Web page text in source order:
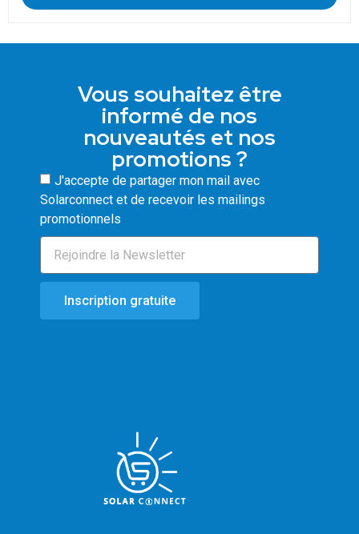
Vous souhaitez être
informé de nos
nouveautés et nos
promotions ?
J'accepte de partager mon mail avec
Solarconnect et de recevoir les mailings
promotionnels
Inscription gratuite